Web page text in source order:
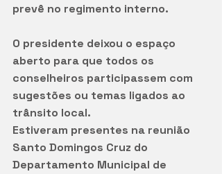
prevê no regimento interno.
O presidente deixou o espaço
aberto para que todos os
conselheiros participassem com
sugestões ou temas ligados ao
trânsito local.
Estiveram presentes na reunião
Santo Domingos Cruz do
Departamento Municipal de